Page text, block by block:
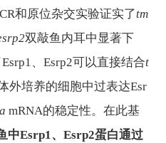
和原位杂交实验证实了tm
2双敲鱼内耳中显著下
1、Esrp2可以直接结合t
外培养的细胞中过表达Esr
a mRNA的稳定性。在此基
中Esrp1、Esrp2蛋白通过